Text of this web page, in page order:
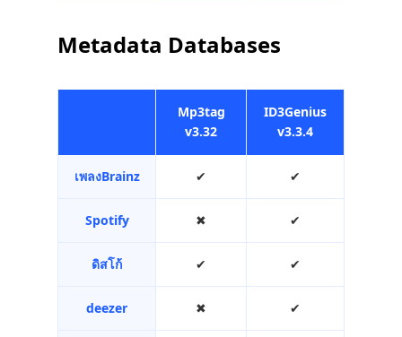
Metadata Databases
Mp3tag
v3.32
ID3Genius
v3.3.4
เพลงBrainz ✔︎ ✔︎
Spotify ✖︎ ✔︎
ดิสโก้ ✔︎ ✔︎
deezer ✖︎ ✔︎